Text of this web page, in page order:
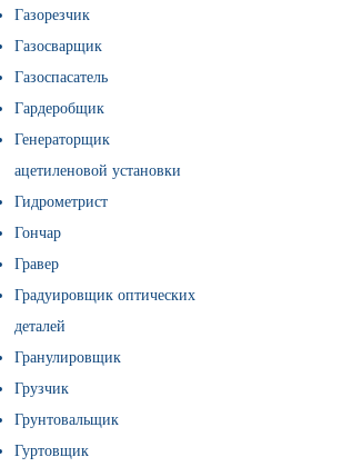
Газорезчик
Газосварщик
Газоспасатель
Гардеробщик
Генераторщик
ацетиленовой установки
Гидрометрист
Гончар
Гравер
Градуировщик оптических
деталей
Гранулировщик
Грузчик
Грунтовальщик
Гуртовщик